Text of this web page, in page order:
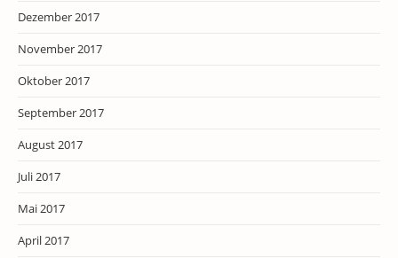
Dezember 2017
November 2017
Oktober 2017
September 2017
August 2017
Juli 2017
Mai 2017
April 2017